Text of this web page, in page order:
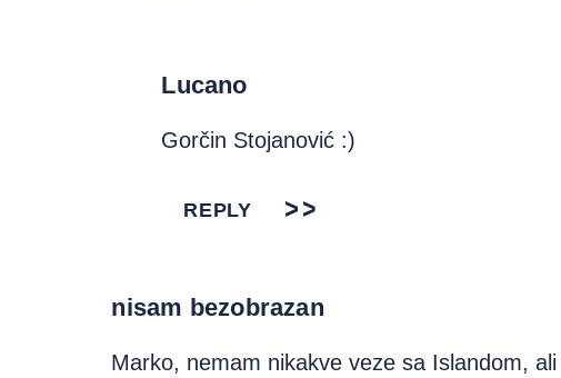
Lucano
Gorčin Stojanović :)
REPLY
nisam bezobrazan
Marko, nemam nikakve veze sa Islandom,